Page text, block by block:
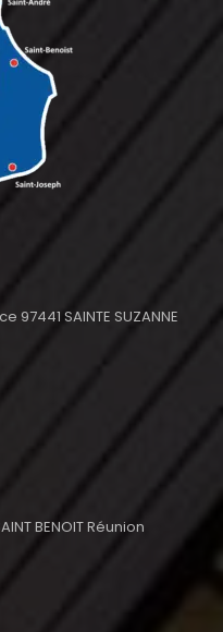
97441 SAINTE SUZANNE
BENOIT Réunion